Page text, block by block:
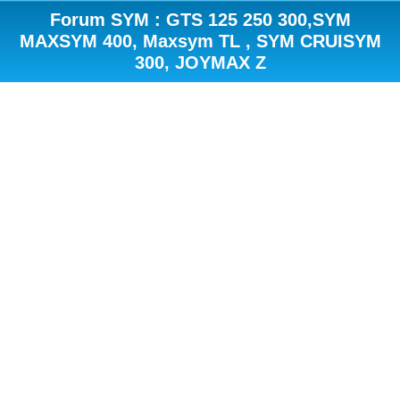
Forum SYM : GTS 125 250 300,SYM
MAXSYM 400, Maxsym TL , SYM CRUISYM
300, JOYMAX Z